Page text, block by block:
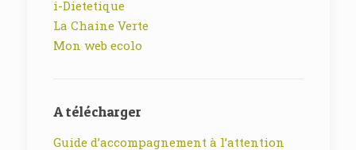
i-Dietetique
La Chaine Verte
Mon web ecolo
A télécharger
Guide d’accompagnement à l’attention